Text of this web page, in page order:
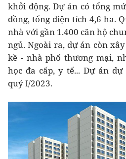
khởi động. Dự án có tổng
đồng, tổng diện tích 4,6 ha.
nhà với gần 1.400 căn hộ
ngủ. Ngoài ra, dự án còn
kề - nhà phố thương mại,
học đa cấp, y tế... Dự án
quý I/2023.